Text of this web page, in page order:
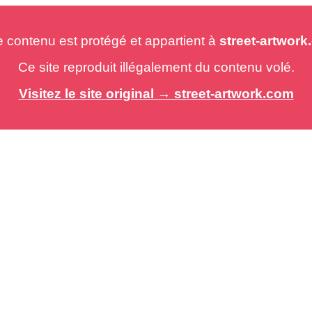
est protégé et appartient à street-
Ce site reproduit illégalement du contenu volé.
Visitez le site original → street-artwork.com